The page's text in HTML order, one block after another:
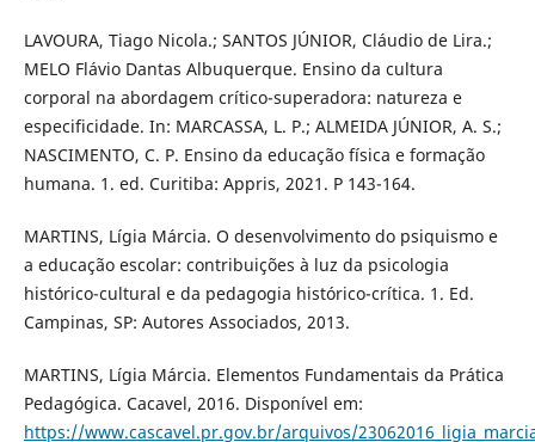
LAVOURA, Tiago Nicola.; SANTOS JÚNIOR, Cláudio de Lira.;
MELO Flávio Dantas Albuquerque. Ensino da cultura
corporal na abordagem crítico-superadora: natureza e
especificidade. In: MARCASSA, L. P.; ALMEIDA JÚNIOR, A. S.;
NASCIMENTO, C. P. Ensino da educação física e formação
humana. 1. ed. Curitiba: Appris, 2021. P 143-164.
MARTINS, Lígia Márcia. O desenvolvimento do psiquismo e
a educação escolar: contribuições à luz da psicologia
histórico-cultural e da pedagogia histórico-crítica. 1. Ed.
Campinas, SP: Autores Associados, 2013.
MARTINS, Lígia Márcia. Elementos Fundamentais da Prática
Pedagógica. Cacavel, 2016. Disponível em:
https://www.cascavel.pr.gov.br/arquivos/